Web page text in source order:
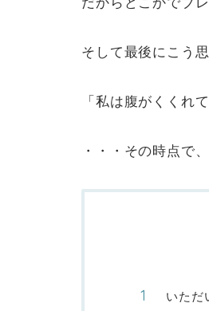
そして最後にこう
「私は腹がくくれ
・・・その時点で
いただ